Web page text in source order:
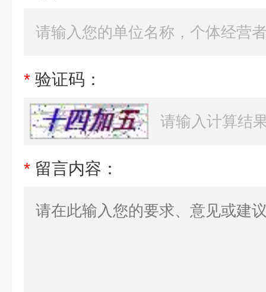
* 验证码：
* 留言内容：